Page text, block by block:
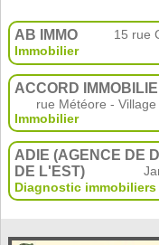
AB IMMO 15 rue
Immobilier
ACCORD
rue Météore -
Immobilier
ADIE (AGENCE DE
DE L'EST)
Diagnostic immobiliers